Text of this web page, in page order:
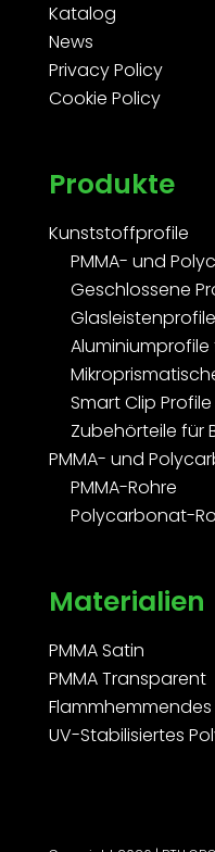
Katalog
News
Privacy Policy
Cookie Policy
Produkte
Kunststoffprofile
PMMA- und
Geschlossene
Aluminiumprofile
Smart Clip
Zubehörteile für
PMMA- und
PMMA-Rohre
Polycarbonat-
Materialien
PMMA Satin
PMMA Transparent
UV-Stabilisiertes